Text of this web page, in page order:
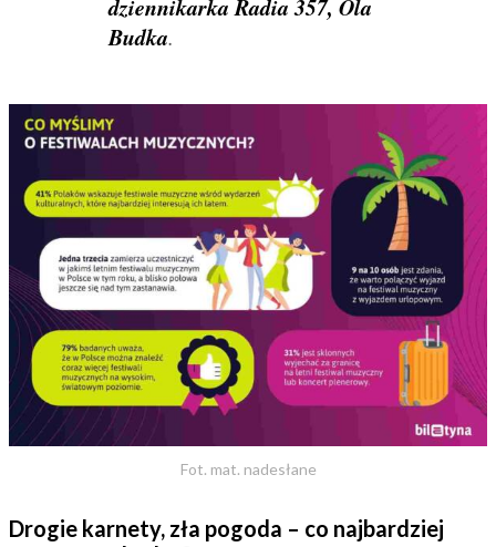
dziennikarka Radia 357, Ola
Budka.
Fot. mat. nadesłane
Drogie karnety, zła pogoda – co najbardziej